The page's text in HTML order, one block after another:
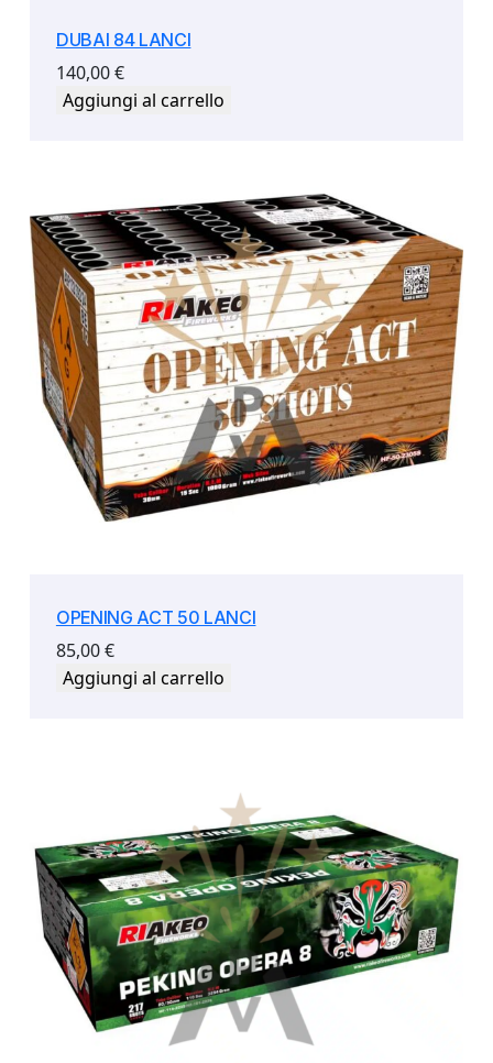
DUBAI 84 LANCI
140,00€
Aggiungi al carrello
OPENING ACT 50 LANCI
85,00€
Aggiungi al carrello